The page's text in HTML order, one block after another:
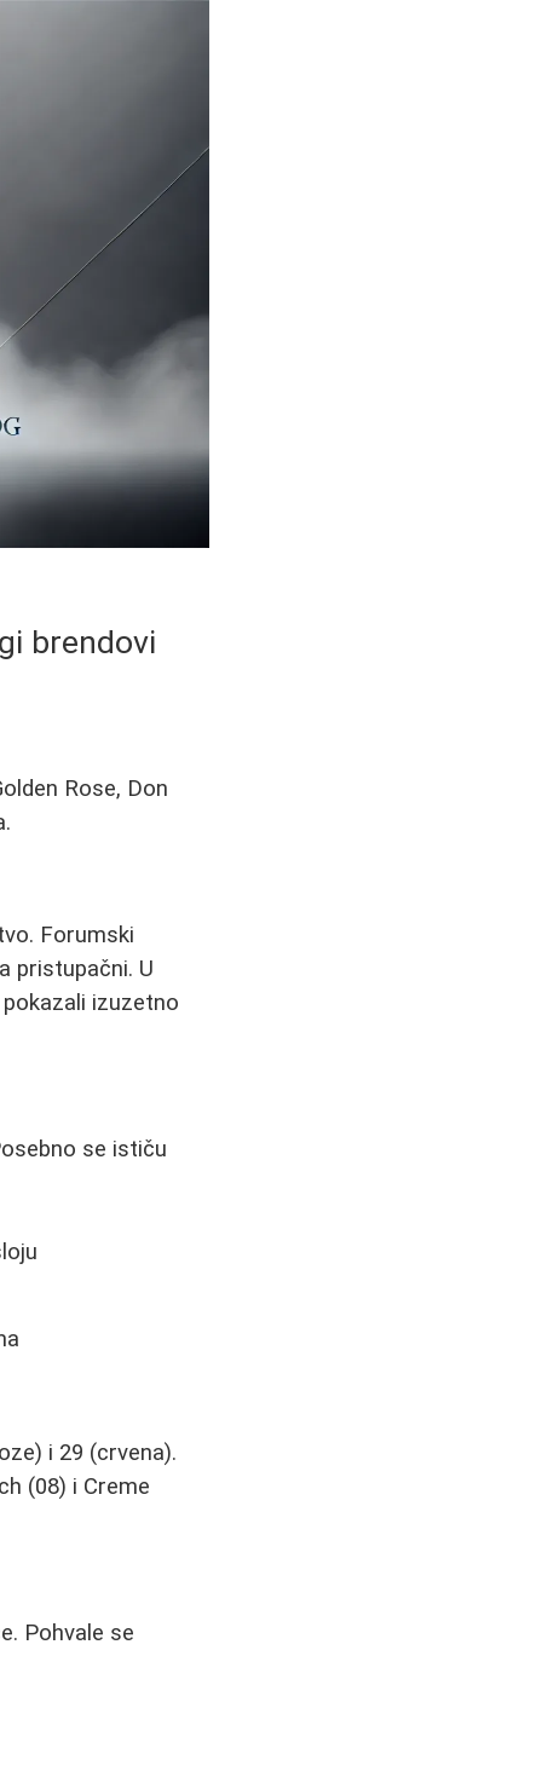
brendovi
Rose, Don
Forumski
pristupačni. U
izuzetno
se ističu
i 29 (crvena).
(08) i Creme
Pohvale se